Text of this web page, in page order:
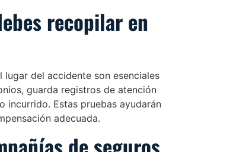
recopilar en
del accidente son esenciales
guarda registros de atención
incurrido. Estas pruebas ayudarán
adecuada.